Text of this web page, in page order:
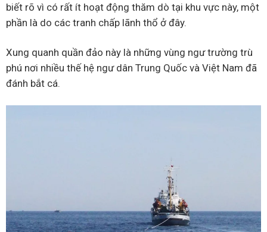
biết rõ vì có rất ít hoạt động thăm dò tại khu vực này, một
phần là do các tranh chấp lãnh thổ ở đây.
Xung quanh quần đảo này là những vùng ngư trường trù
phú nơi nhiều thế hệ ngư dân Trung Quốc và Việt Nam đã
đánh bắt cá.